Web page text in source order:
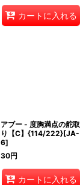
カートに入れる
アブー - 度胸満点の舵取
り【C】{114/222}[JA-
6]
30円
カートに入れる